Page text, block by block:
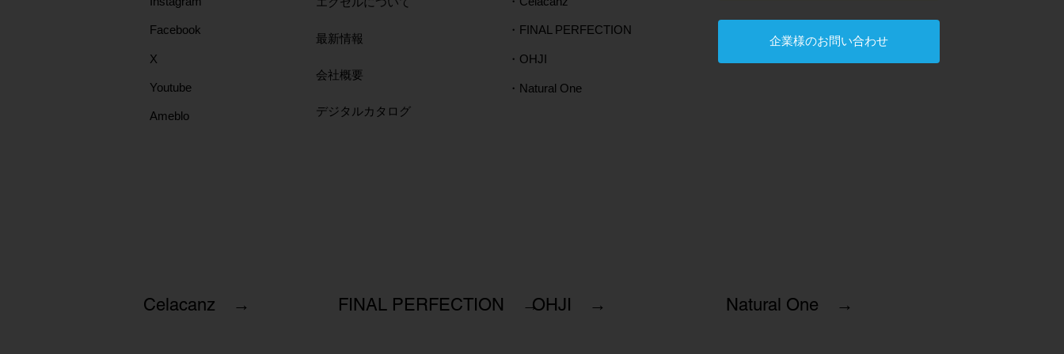
Facebook
X
Youtube
Ameblo
最新情報
会社概要
​デジタルカタログ
・FINAL PERFECTION
・OHJI
・Natural One
Celacanz → FINAL PERFECTION →OHJI → Natural One →
企業様のお問い合わせ